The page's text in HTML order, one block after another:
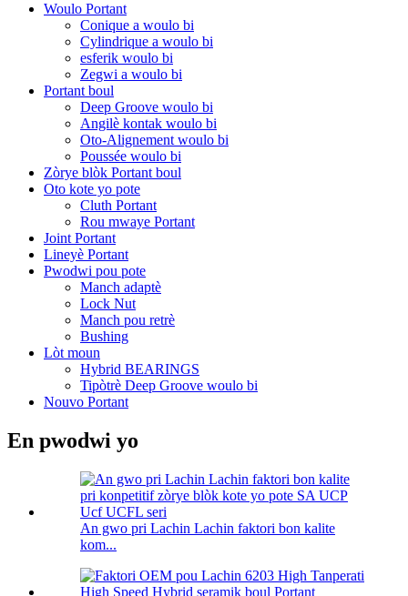
Woulo Portant
Conique a woulo bi
Cylindrique a woulo bi
esferik woulo bi
Zegwi a woulo bi
Portant boul
Deep Groove woulo bi
Angilè kontak woulo bi
Oto-Alignement woulo bi
Poussée woulo bi
Zòrye blòk Portant boul
Oto kote yo pote
Cluth Portant
Rou mwaye Portant
Joint Portant
Lineyè Portant
Pwodwi pou pote
Manch adaptè
Lock Nut
Manch pou retrè
Bushing
Lòt moun
Hybrid BEARINGS
Tipòtrè Deep Groove woulo bi
Nouvo Portant
En pwodwi yo
An gwo pri Lachin Lachin faktori bon kalite
kom...